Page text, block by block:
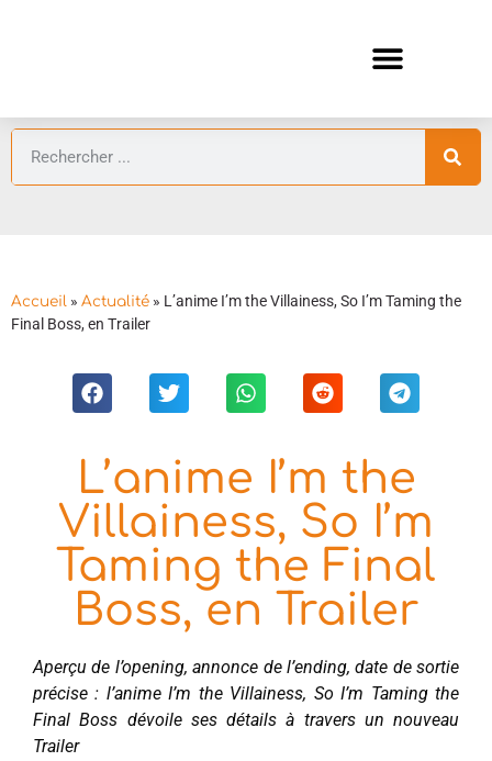
Accueil » Actualité » L’anime I’m the Villainess, So I’m Taming the
Final Boss, en Trailer
L’anime I’m the
Villainess, So I’m
Taming the Final
Boss, en Trailer
Aperçu de l’opening, annonce de l’ending, date de sortie
précise : l’anime I’m the Villainess, So I’m Taming the
Final Boss dévoile ses détails à travers un nouveau
Trailer